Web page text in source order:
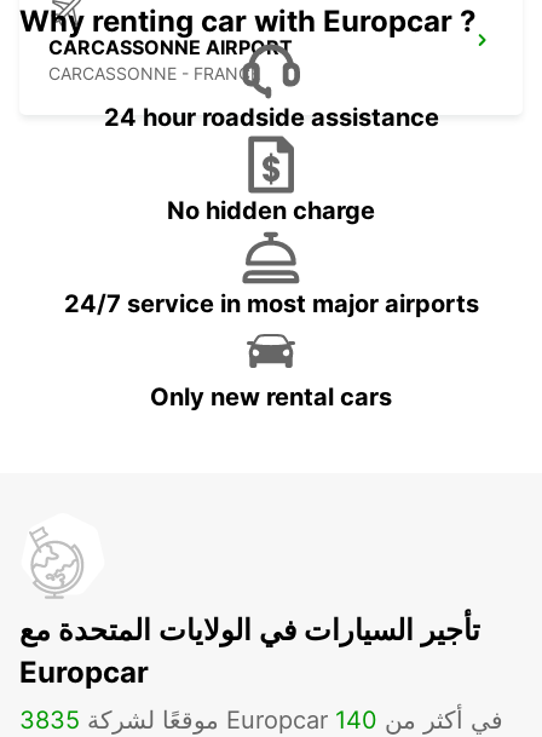
CARCASSONNE AIRPORT
CARCASSONNE - FRANCE
Why renting car with Europcar ?
24 hour roadside assistance
No hidden charge
24/7 service in most major airports
Only new rental cars
تأجير السيارات في الولايات المتحدة مع
Europcar
3835 موقعًا لشركة Europcar في أكثر من 140